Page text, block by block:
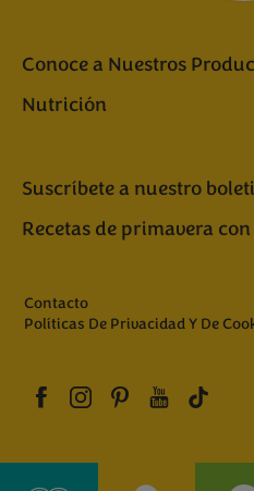
Conoce a Nuestros
Nutrición
Suscríbete a nuestro
Recetas de primavera
Contacto
Políticas De Privacidad Y De